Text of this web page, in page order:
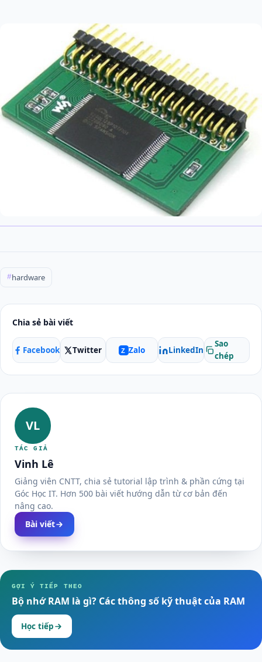
#hardware
Chia sẻ bài viết
Facebook Twitter Z Zalo LinkedIn
Sao
chép
VL
TÁC GIẢ
Vinh Lê
Giảng viên CNTT, chia sẻ tutorial lập trình & phần cứng tại
Góc Học IT. Hơn 500 bài viết hướng dẫn từ cơ bản đến
nâng cao.
Bài viết
GỢI Ý TIẾP THEO
Bộ nhớ RAM là gì? Các thông số kỹ thuật của RAM
Học tiếp